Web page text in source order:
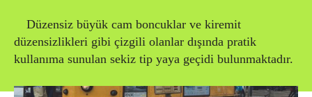
Düzensiz büyük cam boncuklar ve kiremit
düzensizlikleri gibi çizgili olanlar dışında pratik
kullanıma sunulan sekiz tip yaya geçidi bulunmaktadır.